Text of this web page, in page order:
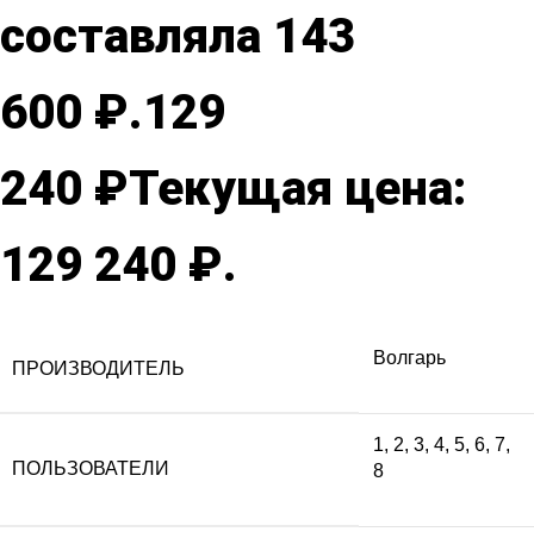
составляла 143
600 ₽.129
240 ₽Текущая цена:
129 240 ₽.
ПРОИЗВОДИТЕЛЬ
Волгарь
ПОЛЬЗОВАТЕЛИ
1, 2, 3, 4, 5, 6, 7,
8